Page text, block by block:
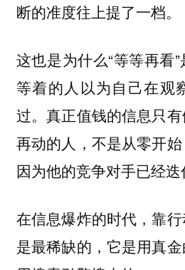
断的准度往上提了一档。
这也是为什么“等等再看
等着的人以为自己在观
过。真正值钱的信息只
再动的人，不是从零开始
因为他的竞争对手已经迭
在信息爆炸的时代，靠
是最稀缺的，它是用真